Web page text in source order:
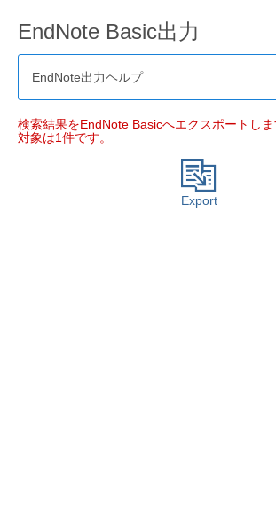
EndNote Basic出力
EndNote出力ヘルプ
検索結果をEndNote Basicへエクスポートしま
対象は1件です。
Export